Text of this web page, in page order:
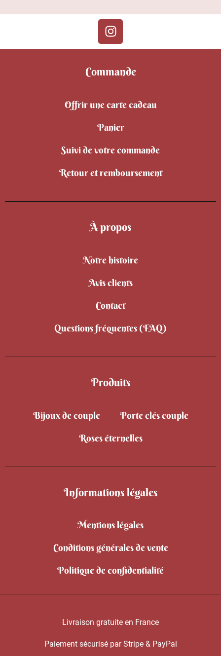
Commande
Offrir une carte cadeau
Panier
Suivi de votre commande
Retour et remboursement
À propos
Notre histoire
Avis clients
Contact
Questions fréquentes (FAQ)
Produits
Bijoux de couple
Porte clés couple
Roses éternelles
Informations légales
Mentions légales
Conditions générales de vente
Politique de confidentialité
Livraison gratuite en France
Paiement sécurisé par Stripe & PayPal